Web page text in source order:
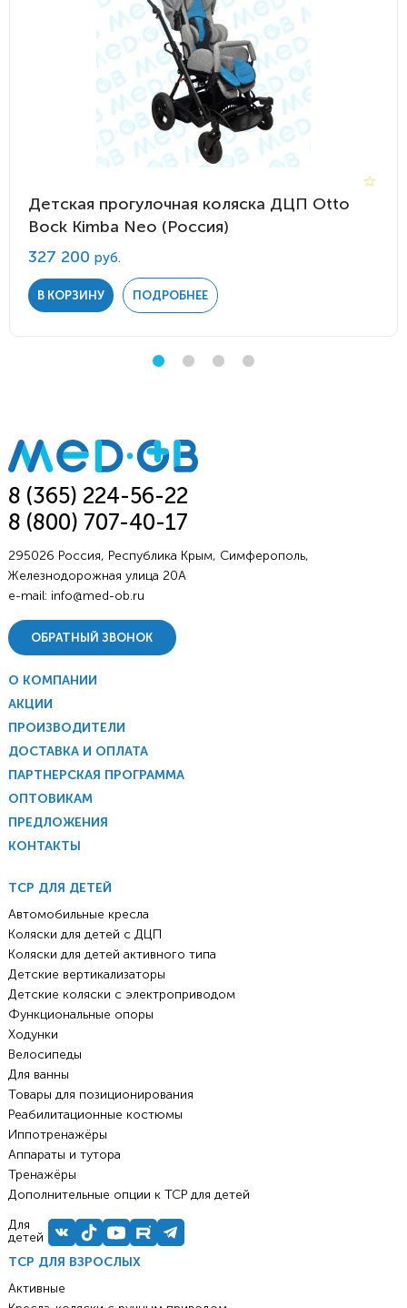
Детская прогулочная коляска ДЦП Otto
Bock Kimba Neo (Россия)
327 200 руб.
В КОРЗИНУ ПОДРОБНЕЕ
8 (365) 224-56-22
8 (800) 707-40-17
295026 Россия, Республика Крым, Симферополь,
Железнодорожная улица 20А
e-mail: info@med-ob.ru
ОБРАТНЫЙ ЗВОНОК
О КОМПАНИИ
АКЦИИ
ПРОИЗВОДИТЕЛИ
ДОСТАВКА И ОПЛАТА
ПАРТНЕРСКАЯ ПРОГРАММА
ОПТОВИКАМ
ПРЕДЛОЖЕНИЯ
КОНТАКТЫ
ТСР ДЛЯ ВЗРОСЛЫХ
Активные
ТСР ДЛЯ ДЕТЕЙ
Автомобильные кресла
Коляски для детей с ДЦП
Коляски для детей активного типа
Детские вертикализаторы
Детские коляски с электроприводом
Функциональные опоры
Ходунки
Велосипеды
Для ванны
Товары для позиционирования
Реабилитационные костюмы
Иппотренажёры
Аппараты и тутора
Тренажёры
Дополнительные опции к ТСР для детей
Для
детей